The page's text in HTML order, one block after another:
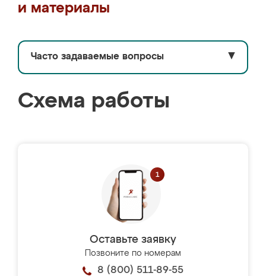
и материалы
Часто задаваемые вопросы ▼
Схема работы
Оставьте заявку
Позвоните по номерам
8 (800) 511-89-55